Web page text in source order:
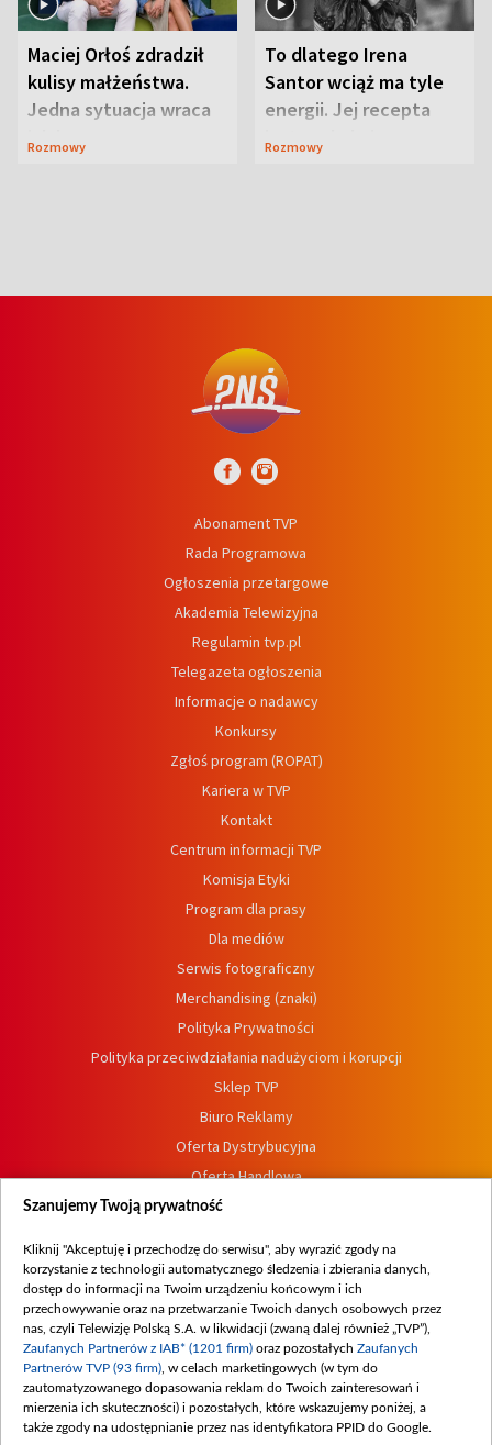
Maciej Orłoś zdradził
kulisy małżeństwa.
Jedna sytuacja wraca
jak bumerang
Rozmowy
To dlatego Irena
Santor wciąż ma tyle
energii. Jej recepta
jest zaskakująco
Rozmowy
Abonament TVP
Rada Programowa
Ogłoszenia przetargowe
Akademia Telewizyjna
Regulamin tvp.pl
Telegazeta ogłoszenia
Informacje o nadawcy
Konkursy
Zgłoś program (ROPAT)
Kariera w TVP
Kontakt
Centrum informacji TVP
Komisja Etyki
Program dla prasy
Dla mediów
Serwis fotograficzny
Merchandising (znaki)
Polityka Prywatności
Polityka przeciwdziałania nadużyciom i korupcji
Sklep TVP
Biuro Reklamy
Oferta Dystrybucyjna
Oferta Handlowa
Dostępność
Procedura zgłoszeń wewnętrznych
Szanujemy Twoją prywatność
Kliknij "Akceptuję i przechodzę do serwisu", aby wyrazić zgody na
korzystanie z technologii automatycznego śledzenia i zbierania danych,
dostęp do informacji na Twoim urządzeniu końcowym i ich
przechowywanie oraz na przetwarzanie Twoich danych osobowych przez
nas, czyli Telewizję Polską S.A. w likwidacji (zwaną dalej również „TVP”),
Zaufanych Partnerów z IAB* (1201 firm) oraz pozostałych Zaufanych
Partnerów TVP (93 firm) , w celach marketingowych (w tym do
zautomatyzowanego dopasowania reklam do Twoich zainteresowań i
mierzenia ich skuteczności) i pozostałych, które wskazujemy poniżej, a
także zgody na udostępnianie przez nas identyfikatora PPID do Google.